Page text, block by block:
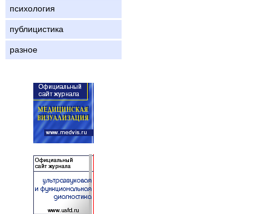
психология
публицистика
разное